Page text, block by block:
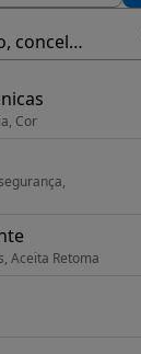
Parada do Bouro, concelho Vieira do Minho
Cor
Aceita Retoma